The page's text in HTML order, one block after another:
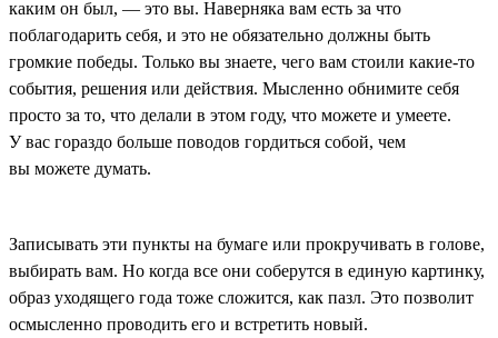
каким он был, — это вы. Наверняка вам есть за что
поблагодарить себя, и это не обязательно должны быть
громкие победы. Только вы знаете, чего вам стоили какие-то
события, решения или действия. Мысленно обнимите себя
просто за то, что делали в этом году, что можете и умеете.
У вас гораздо больше поводов гордиться собой, чем
вы можете думать.
Записывать эти пункты на бумаге или прокручивать в голове,
выбирать вам. Но когда все они соберутся в единую картинку,
образ уходящего года тоже сложится, как пазл. Это позволит
осмысленно проводить его и встретить новый.